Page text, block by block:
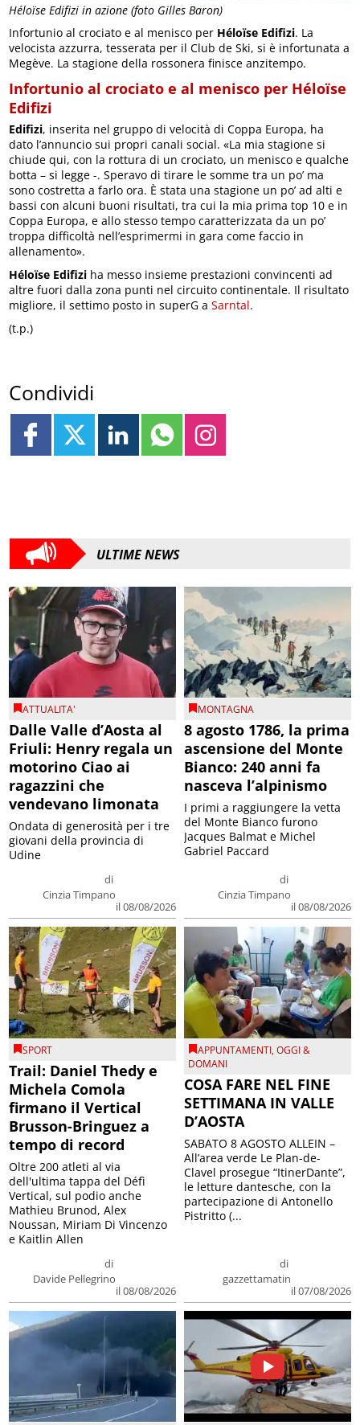
Héloïse Edifizi in azione (foto Gilles Baron)
Infortunio al crociato e al menisco per Héloïse Edifizi. La
velocista azzurra, tesserata per il Club de Ski, si è infortunata a
Megève. La stagione della rossonera finisce anzitempo.
Infortunio al crociato e al menisco per Héloïse
Edifizi
Edifizi, inserita nel gruppo di velocità di Coppa Europa, ha
dato l’annuncio sui propri canali social. «La mia stagione si
chiude qui, con la rottura di un crociato, un menisco e qualche
botta – si legge -. Speravo di tirare le somme tra un po’ ma
sono costretta a farlo ora. È stata una stagione un po’ ad alti e
bassi con alcuni buoni risultati, tra cui la mia prima top 10 e in
Coppa Europa, e allo stesso tempo caratterizzata da un po’
troppa difficoltà nell’esprimermi in gara come faccio in
allenamento».
Héloïse Edifizi ha messo insieme prestazioni convincenti ad
altre fuori dalla zona punti nel circuito continentale. Il risultato
migliore, il settimo posto in superG aSarntal.
(t.p.)
Condividi
ULTIME NEWS
ATTUALITA'
Dalle Valle d’Aosta al
Friuli: Henry regala un
motorino Ciao ai
ragazzini che
vendevano limonata
di
Cinzia Timpano
il 08/08/2026
Ondata di generosità per i tre
giovani della provincia di
Udine
MONTAGNA
8 agosto 1786, la prima
ascensione del Monte
Bianco: 240 anni fa
nasceva l’alpinismo
di
Cinzia Timpano
il 08/08/2026
I primi a raggiungere la vetta
del Monte Bianco furono
Jacques Balmat e Michel
Gabriel Paccard
SPORT
Trail: Daniel Thedy e
Michela Comola
firmano il Vertical
Brusson-Bringuez a
tempo di record
di
Davide Pellegrino
il 08/08/2026
Oltre 200 atleti al via
dell'ultima tappa del Défì
Vertical, sul podio anche
Mathieu Brunod, Alex
Noussan, Miriam Di Vincenzo
e Kaitlin Allen
APPUNTAMENTI,OGGI &
DOMANI
COSA FARE NEL FINE
SETTIMANA IN VALLE
D’AOSTA
di
gazzettamatin
il 07/08/2026
SABATO 8 AGOSTO ALLEIN –
All’area verde Le Plan-de-
Clavel prosegue “ItinerDante”,
le letture dantesche, con la
partecipazione di Antonello
Pistritto (...